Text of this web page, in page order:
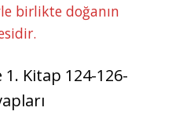
birlikte doğanın
1. Kitap 124-126-